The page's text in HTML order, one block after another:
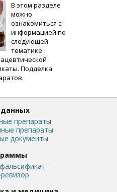
В этом разделе
можно
ознакомиться с
информацией по
следующей
тематике:
Подделка
препараты
препараты
документы